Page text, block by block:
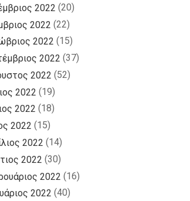
2022 (20)
2022 (22)
2022 (15)
2022 (37)
2022 (52)
2022 (19)
2022 (18)
2022 (15)
2022 (14)
2022 (30)
2022 (16)
2022 (40)